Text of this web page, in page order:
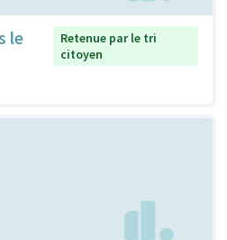
le
Retenue par le tri
citoyen